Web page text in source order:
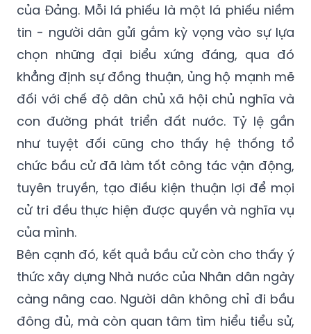
của Đảng. Mỗi lá phiếu là một lá phiếu niềm
tin - người dân gửi gắm kỳ vọng vào sự lựa
chọn những đại biểu xứng đáng, qua đó
khẳng định sự đồng thuận, ủng hộ mạnh mẽ
đối với chế độ dân chủ xã hội chủ nghĩa và
con đường phát triển đất nước. Tỷ lệ gần
như tuyệt đối cũng cho thấy hệ thống tổ
chức bầu cử đã làm tốt công tác vận động,
tuyên truyền, tạo điều kiện thuận lợi để mọi
cử tri đều thực hiện được quyền và nghĩa vụ
của mình.
Bên cạnh đó, kết quả bầu cử còn cho thấy ý
thức xây dựng Nhà nước của Nhân dân ngày
càng nâng cao. Người dân không chỉ đi bầu
đông đủ, mà còn quan tâm tìm hiểu tiểu sử,